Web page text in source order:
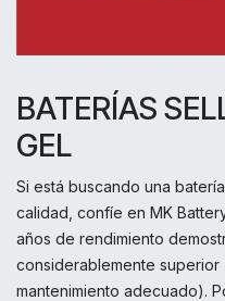
BATERÍAS
GEL
Si está buscando una
calidad, confíe en MK
años de rendimiento
considerablemente superior
mantenimiento adecuado).